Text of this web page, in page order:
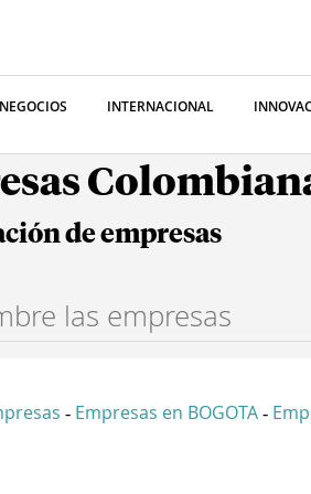
NEGOCIOS INTERNACIONAL
de empresas
- Empresas en BOGOTA -